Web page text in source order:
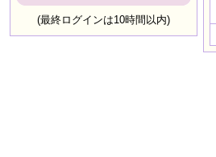
(最終ログインは10時間以内)